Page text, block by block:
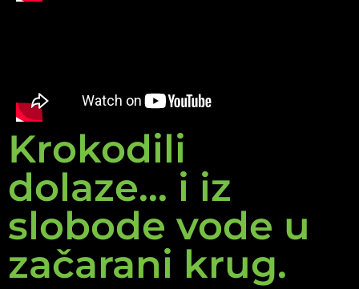
Krokodili
dolaze... i iz
slobode vode u
začarani krug.